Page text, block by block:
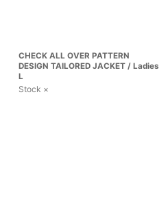
CHECK ALL OVER PATTERN
DESIGN TAILORED JACKET / Ladies
L
Stock ×